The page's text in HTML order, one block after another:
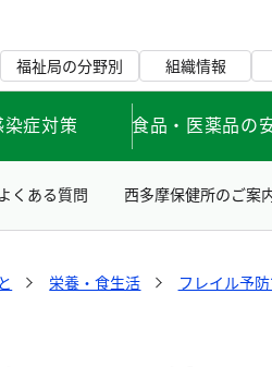
福祉局の分野別 組織情報
染症対策 食品・医薬品の
よくある質問 西多摩保健所のご案
栄養・食生活 フレイル予